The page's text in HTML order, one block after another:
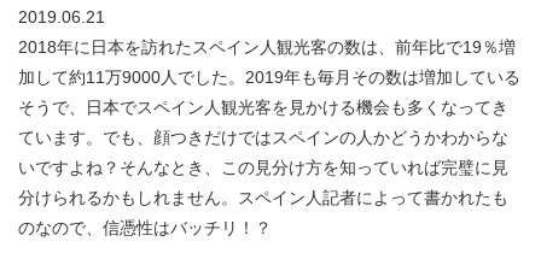
2019.06.21
2018年に日本を訪れたスペイン人観光客の数は、前年比で19％増
加して約11万9000人でした。2019年も毎月その数は増加している
そうで、日本でスペイン人観光客を見かける機会も多くなってき
ています。でも、顔つきだけではスペインの人かどうかわからな
いですよね？そんなとき、この見分け方を知っていれば完璧に見
分けられるかもしれません。スペイン人記者によって書かれたも
のなので、信憑性はバッチリ！？